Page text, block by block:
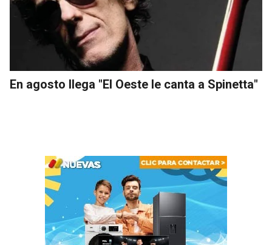
En agosto llega "El Oeste le canta a Spinetta"